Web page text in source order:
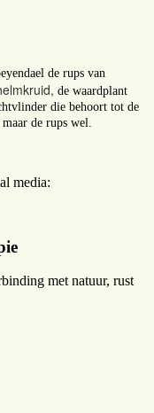
de rups van
de waardplant
die behoort tot de
de rups wel.
media:
met natuur, rust